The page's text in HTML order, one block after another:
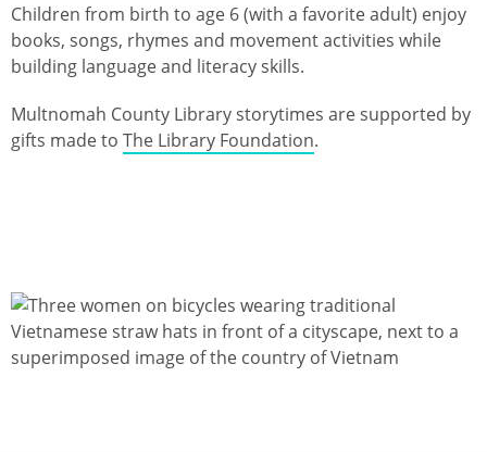
Children from birth to age 6 (with a favorite adult) enjoy
books, songs, rhymes and movement activities while
building language and literacy skills.
Multnomah County Library storytimes are supported by
gifts made to The Library Foundation.